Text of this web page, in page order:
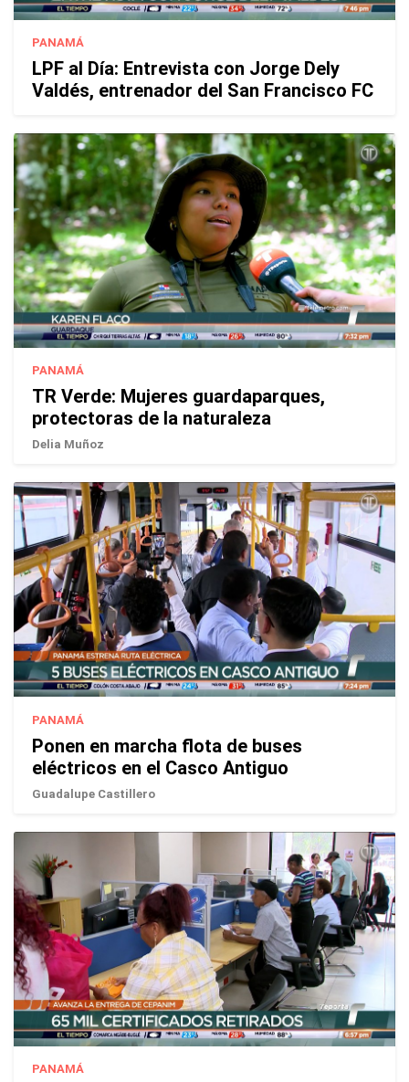
PANAMÁ
LPF al Día: Entrevista con Jorge Dely
Valdés, entrenador del San Francisco FC
PANAMÁ
TR Verde: Mujeres guardaparques,
protectoras de la naturaleza
Delia Muñoz
PANAMÁ
Ponen en marcha flota de buses
eléctricos en el Casco Antiguo
Guadalupe Castillero
PANAMÁ